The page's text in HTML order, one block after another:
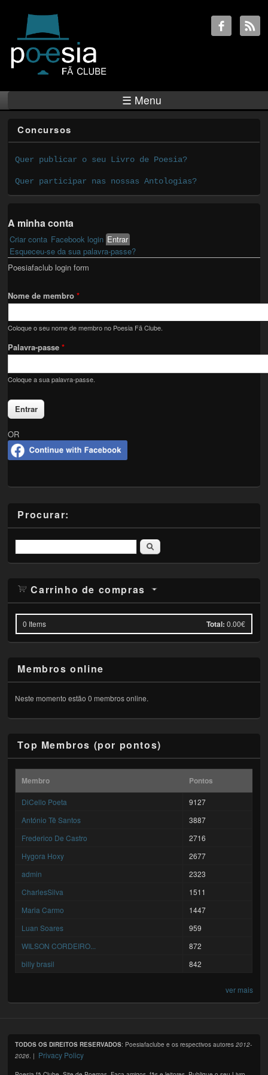
☰ Menu
Concursos
Quer publicar o seu Livro de Poesia?
Quer participar nas nossas Antologias?
A minha conta
Primary tabs
Criar conta Facebook login Entrar(active tab)
Esqueceu-se da sua palavra-passe?
Poesiafaclub login form
Nome de membro*
Coloque o seu nome de membro no Poesia Fã Clube.
Palavra-passe*
Coloque a sua palavra-passe.
OR
Procurar:
Pesquisar
Carrinho de compras
0 Items Total: 0.00€
Membros online
Neste momento estão 0 membros online.
Top Membros (por pontos)
Membro Pontos
DiCello Poeta
9127
António Tê Santos
3887
Frederico De Castro
2716
Hygora Hoxy
2677
admin
2323
CharlesSilva
1511
Maria Carmo
1447
Luan Soares
959
WILSON CORDEIRO...
872
billy brasil
842
ver mais
TODOS OS DIREITOS RESERVADOS: Poesiafaclube e os respectivos autores2012-
2026 . | Privacy Policy